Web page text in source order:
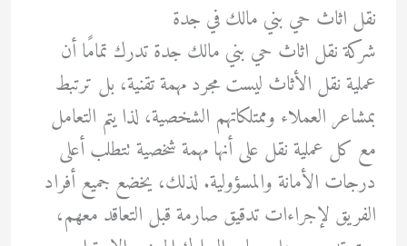
نقل اثاث حي بني مالك في جدة
شركة نقل اثاث حي بني مالك جدة تدرك تمامًا أن
عملية نقل الأثاث ليست مجرد مهمة تقنية، بل ترتبط
بمشاعر العملاء وممتلكاتهم الشخصية، لذا يتم التعامل
مع كل عملية نقل على أنها مهمة شخصية تتطلب أعلى
درجات الأمانة والمسؤولية. لذلك، يخضع جميع أفراد
الفريق لإجراءات تدقيق صارمة قبل التعاقد معهم،